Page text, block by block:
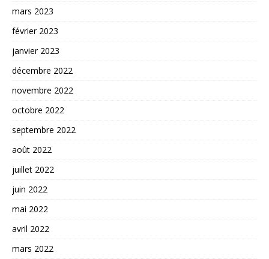
mars 2023
février 2023
janvier 2023
décembre 2022
novembre 2022
octobre 2022
septembre 2022
août 2022
juillet 2022
juin 2022
mai 2022
avril 2022
mars 2022